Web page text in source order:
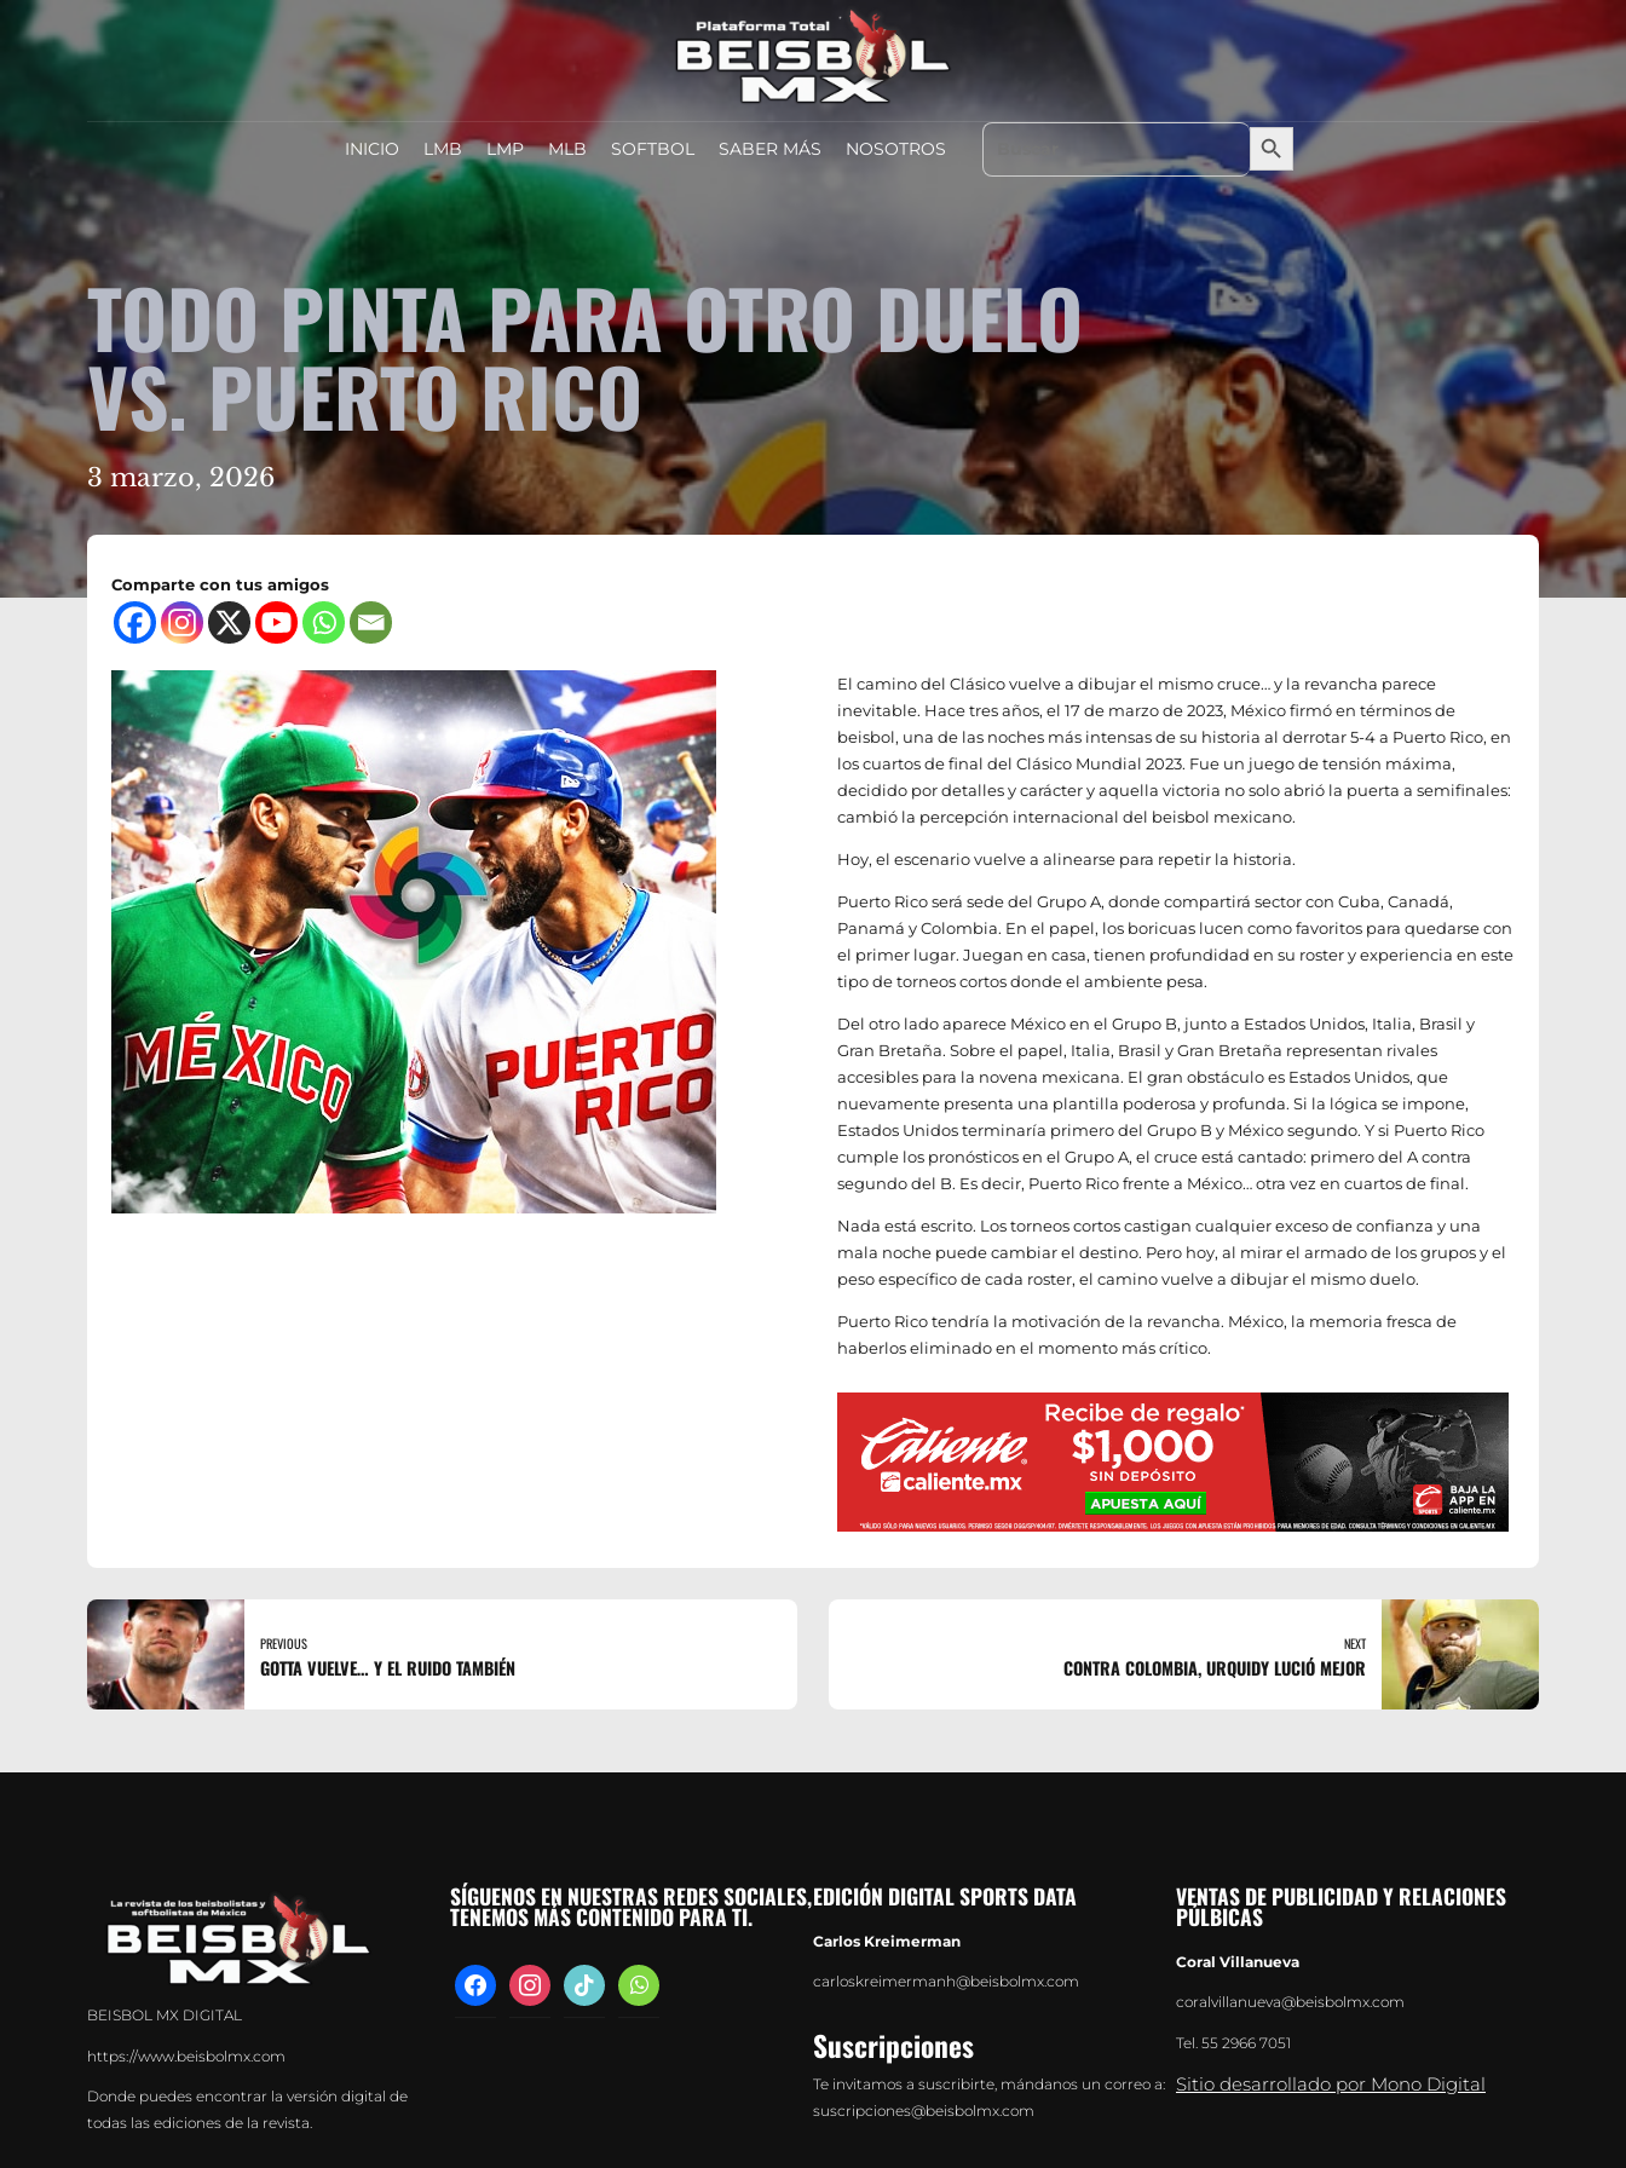
INICIO LMB LMP MLB SOFTBOL SABER MÁS NOSOTROS
Search Search Button
TODO PINTA PARA OTRO DUELO
VS. PUERTO RICO
3 marzo, 2026
Comparte con tus amigos
El camino del Clásico vuelve a dibujar el mismo cruce… y la revancha parece
inevitable. Hace tres años, el 17 de marzo de 2023, México firmó en términos de
beisbol, una de las noches más intensas de su historia al derrotar 5-4 a Puerto Rico, en
los cuartos de final del Clásico Mundial 2023. Fue un juego de tensión máxima,
decidido por detalles y carácter y aquella victoria no solo abrió la puerta a semifinales:
cambió la percepción internacional del beisbol mexicano.
Hoy, el escenario vuelve a alinearse para repetir la historia.
Puerto Rico será sede del Grupo A, donde compartirá sector con Cuba, Canadá,
Panamá y Colombia. En el papel, los boricuas lucen como favoritos para quedarse con
el primer lugar. Juegan en casa, tienen profundidad en su roster y experiencia en este
tipo de torneos cortos donde el ambiente pesa.
Del otro lado aparece México en el Grupo B, junto a Estados Unidos, Italia, Brasil y
Gran Bretaña. Sobre el papel, Italia, Brasil y Gran Bretaña representan rivales
accesibles para la novena mexicana. El gran obstáculo es Estados Unidos, que
nuevamente presenta una plantilla poderosa y profunda. Si la lógica se impone,
Estados Unidos terminaría primero del Grupo B y México segundo. Y si Puerto Rico
cumple los pronósticos en el Grupo A, el cruce está cantado: primero del A contra
segundo del B. Es decir, Puerto Rico frente a México… otra vez en cuartos de final.
Nada está escrito. Los torneos cortos castigan cualquier exceso de confianza y una
mala noche puede cambiar el destino. Pero hoy, al mirar el armado de los grupos y el
peso específico de cada roster, el camino vuelve a dibujar el mismo duelo.
Puerto Rico tendría la motivación de la revancha. México, la memoria fresca de
haberlos eliminado en el momento más crítico.
PREVIOUS
GOTTA VUELVE… Y EL RUIDO TAMBIÉN
NEXT
CONTRA COLOMBIA, URQUIDY LUCIÓ MEJOR
BEISBOL MX DIGITAL
https://www.beisbolmx.com
Donde puedes encontrar la versión digital de
todas las ediciones de la revista.
SÍGUENOS EN NUESTRAS REDES SOCIALES,
TENEMOS MÁS CONTENIDO PARA TI.
facebookinstagramtiktok whatsapp
EDICIÓN DIGITAL SPORTS DATA
Carlos Kreimerman
carloskreimermanh@beisbolmx.com
Suscripciones
Te invitamos a suscribirte, mándanos un correo a:
suscripciones@beisbolmx.com
VENTAS DE PUBLICIDAD Y RELACIONES
PÚLBICAS
Coral Villanueva
coralvillanueva@beisbolmx.com
Tel. 55 2966 7051
Sitio desarrollado por Mono Digital